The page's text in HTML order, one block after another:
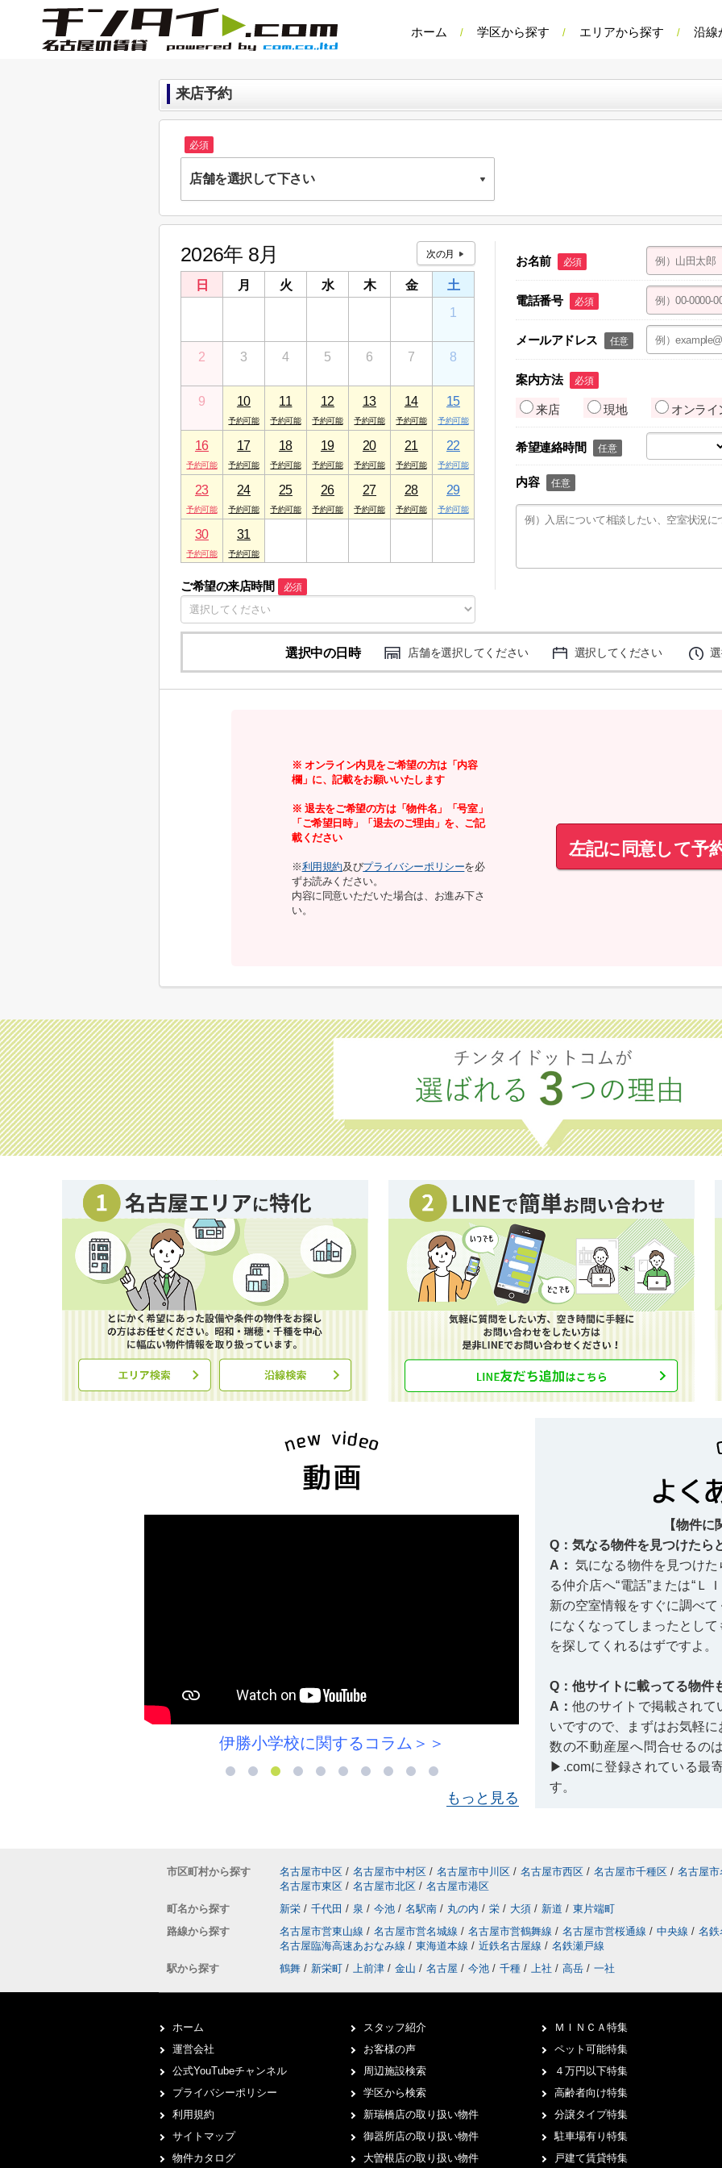
ホーム 学区から探す エリアから探す 沿線
来店予約
必須
店舗を選択して下さい
【お問合せ】ホームメイトFC御器所駅前店
【お問合せ】ホームメイトFC御器所駅前店
愛知県名古屋市北区大曽根４丁目19-24 大曽根シティハウス 1F
2026年 8月
日 月 火 水 木 金
土
1
2 3 4 5 6 7 8
9 10 11 12 13 14 15
16 17 18 19 20 21 22
23 24 25 26 27 28 29
30 31
ご希望の来店時間 必須
お名前 必須
電話番号 必須
メールアドレス 任意
案内方法 必須
来店 現地 オンライ
希望連絡時間 任意
内容 任意
選択中の日時 店舗を選択してください 選択してください
※ オンライン内見をご希望の方は「内容
欄」に、記載をお願いいたします
※ 退去をご希望の方は「物件名」「号室」
「ご希望日時」「退去のご理由」を、ご記
載ください
※利用規約及びプライバシーポリシーを必
ずお読みください。
内容に同意いただいた場合は、お進み下さ
い。
左記に同意して予
【物件
Q：気なる物件を見つけたら
A： 気になる物件を見つけ
る仲介店へ“電話”または“Ｌ
新の空室情報をすぐに調べ
になくなってしまったとし
を探してくれるはずですよ。
Q：他サイトに載ってる物件
A：他のサイトで掲載されて
いですので、まずはお気軽
数の不動産屋へ問合せるの
▶.comに登録されている最
す。
きません。しかし、空き予
してみるコトをおすすめいた
Q：店へ行く場合には事前の
望の条件に合う賃貸物件を
店後すぐに物件をご提案で
ピーディーに内覧へとお連
たは各店舗の“ＬＩＮＥ”より
Q：内覧の際、物件現地での
A： 見たい物件の現地に待
伊勝小学校に関するコラム＞＞ 川原小学校に関するコラム＞＞
もっと見る
市区町村から探す 名古屋市中区 / 名古屋市中村区 / 名古屋市中川区 / 名古屋市西区 / 名古屋市千種区 / 名古屋市
名古屋市東区 / 名古屋市北区 / 名古屋市港区
町名から探す
新栄 / 千代田 / 泉 / 今池 / 名駅南 / 丸の内 / 栄 / 大須 / 新道 / 東片端町
路線から探す
名古屋市営東山線 / 名古屋市営名城線 / 名古屋市営鶴舞線 / 名古屋市営桜通線 / 中央線 / 名
名古屋臨海高速あおなみ線 / 東海道本線 / 近鉄名古屋線 / 名鉄瀬戸線
駅から探す
鶴舞 / 新栄町 / 上前津 / 金山 / 名古屋 / 今池 / 千種 / 上社 / 高岳 / 一社
ホーム
運営会社
公式YouTubeチャンネル
プライバシーポリシー
利用規約
サイトマップ
物件カタログ
スタッフ紹介
お客様の声
周辺施設検索
学区から検索
新瑞橋店の取り扱い物件
御器所店の取り扱い物件
大曽根店の取り扱い物件
ＭＩＮＣＡ特集
ペット可能特集
４万円以下特集
高齢者向け特集
分譲タイプ特集
駐車場有り特集
戸建て賃貸特集